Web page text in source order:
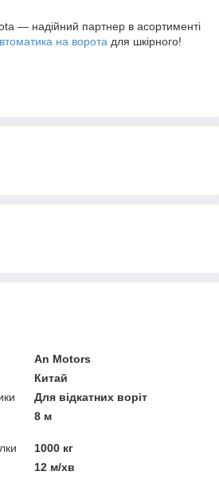
— надійний партнер в асортименті
на ворота для шкірного!
An Motors
Китай
Для відкатних воріт
8 м
1000 кг
12 м/хв